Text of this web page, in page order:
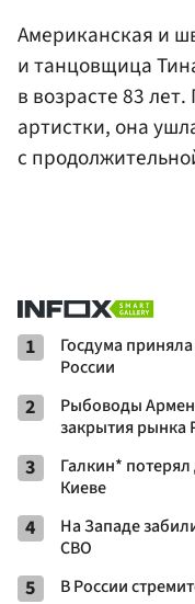
Американская и
и танцовщица
в возрасте 83
артистки, она
с
1
Госдума
России
2
Рыбоводы
закрытия рынка
3
Галкин*
Киеве
4
На Западе
СВО
5 В России